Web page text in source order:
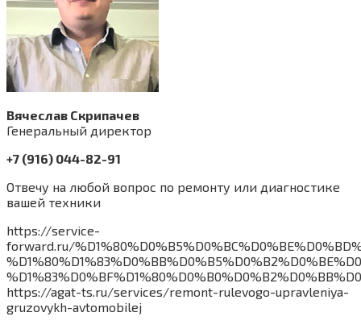
Вячеслав Скрипачев
Генеральный директор
+7 (916) 044-82-91
Отвечу на любой вопрос по ремонту или диагностике
вашей техники
https://service-
forward.ru/
https://agat-ts.ru/services/remont-rulevogo-upravleniya-
gruzovykh-avtomobilej